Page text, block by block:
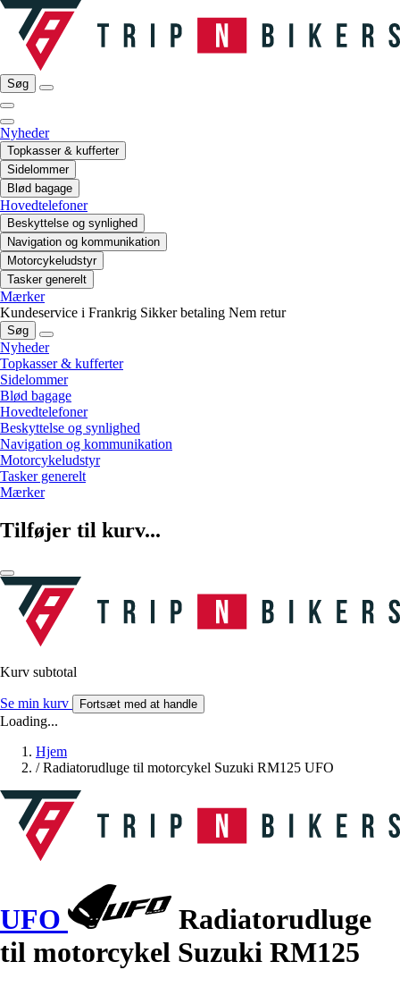
Søg
Nyheder
Topkasser & kufferter
Sidelommer
Blød bagage
Hovedtelefoner
Beskyttelse og synlighed
Navigation og kommunikation
Motorcykeludstyr
Tasker generelt
Mærker
Kundeservice i Frankrig Sikker betaling Nem retur
Søg
Nyheder
Topkasser & kufferter
Sidelommer
Blød bagage
Hovedtelefoner
Beskyttelse og synlighed
Navigation og kommunikation
Motorcykeludstyr
Tasker generelt
Mærker
Tilføjer til kurv...
Kurv subtotal
Se min kurv Fortsæt med at handle
Loading...
Hjem
/ Radiatorudluge til motorcykel Suzuki RM125 UFO
UFO
Radiatorudluge
til motorcykel Suzuki RM125